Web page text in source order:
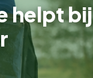
helpt bij